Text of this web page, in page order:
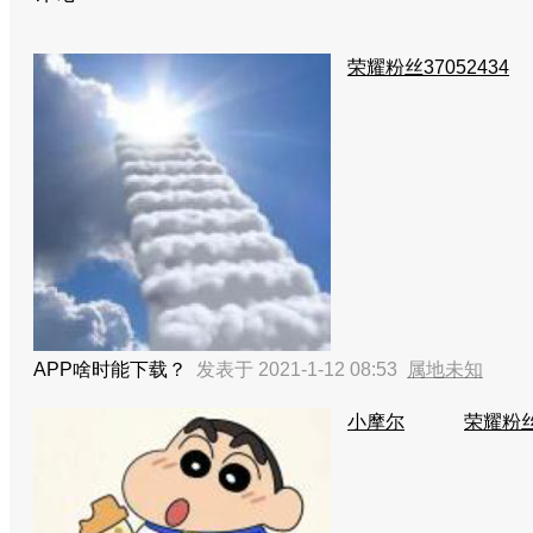
荣耀粉丝37052434
APP啥时能下载？ 发表于 2021-1-12 08:53 属地未知
小摩尔 荣耀粉